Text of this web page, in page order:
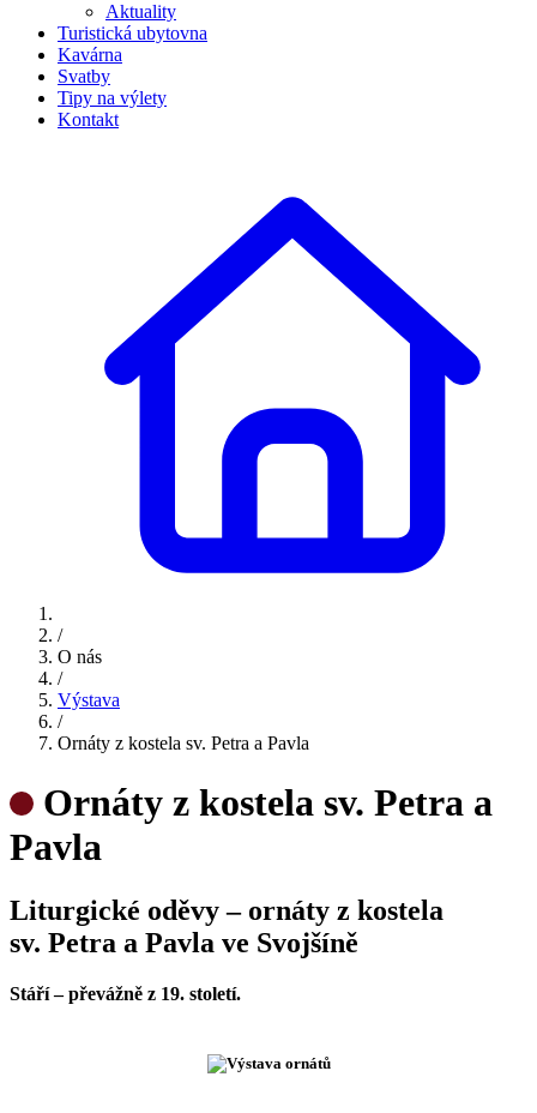
Aktuality
Turistická ubytovna
Kavárna
Svatby
Tipy na výlety
Kontakt
/
O nás
/
Výstava
/
Ornáty z kostela sv. Petra a Pavla
Ornáty z kostela sv. Petra a
Pavla
Liturgické oděvy – ornáty z kostela
sv. Petra a Pavla ve Svojšíně
Stáří – převážně z 19. století.